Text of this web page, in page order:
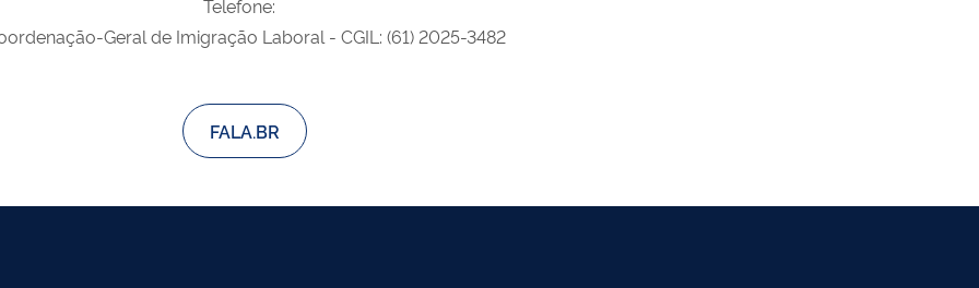
Telefone:
Geral de Imigração Laboral - CGIL: (61) 2025-3482
FALA.BR